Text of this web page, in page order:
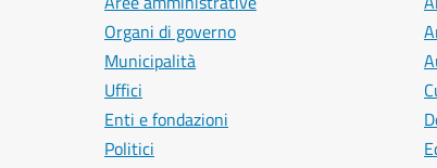
Organi di governo
Municipalità
Uffici
Enti e fondazioni
Politici